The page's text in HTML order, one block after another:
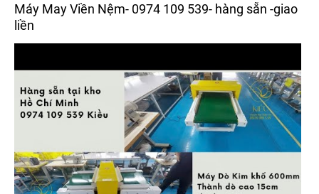
Máy May Viền Nệm- 0974 109 539- hàng sẵn -giao
liền